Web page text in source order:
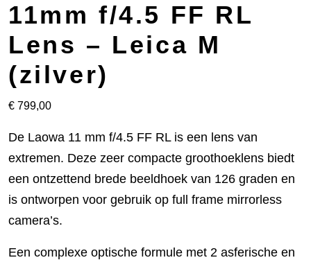
11mm f/4.5 FF RL
Lens – Leica M
(zilver)
€ 799,00
De Laowa 11 mm f/4.5 FF RL is een lens van
extremen. Deze zeer compacte groothoeklens biedt
een ontzettend brede beeldhoek van 126 graden en
is ontworpen voor gebruik op full frame mirrorless
camera’s.
Een complexe optische formule met 2 asferische en